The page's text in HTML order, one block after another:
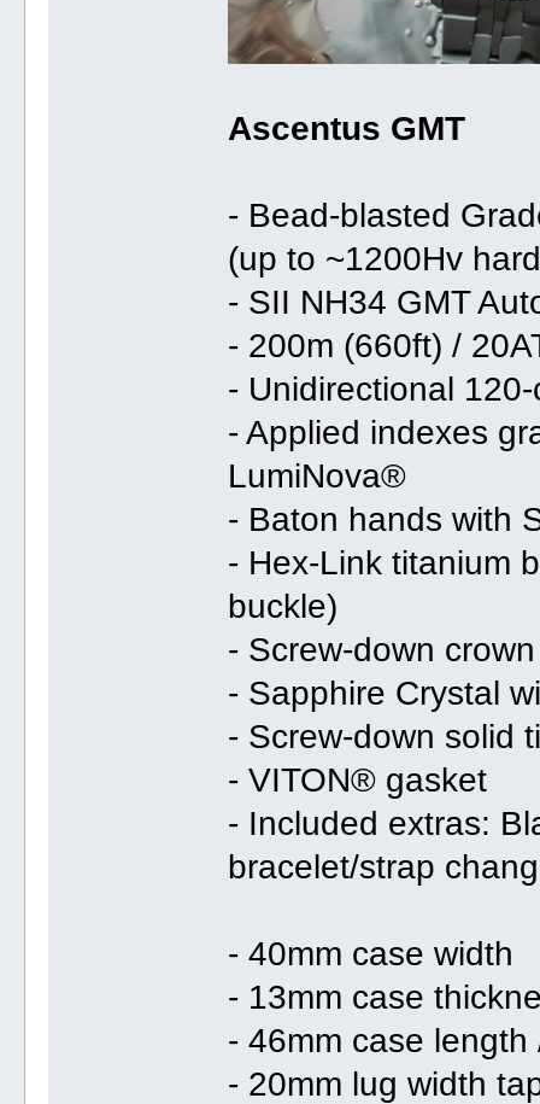
Ascentus GMT
- Bead-blasted
(up to ~1200Hv
- SII NH34 GMT
- 200m (660ft) /
- Unidirectional
- Applied indexes
LumiNova®
- Baton hands with
- Hex-Link titanium
buckle)
- Screw-down
- Sapphire Crystal
- Screw-down solid
- VITON® gasket
- Included extras:
bracelet/strap
- 40mm case width
- 13mm case
- 46mm case length
- 20mm lug width